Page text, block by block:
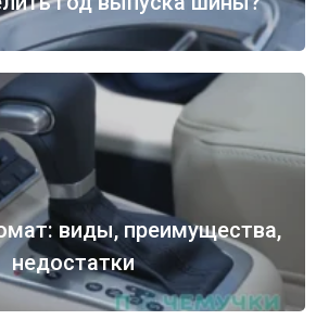
виды, преимущества,
недостатки